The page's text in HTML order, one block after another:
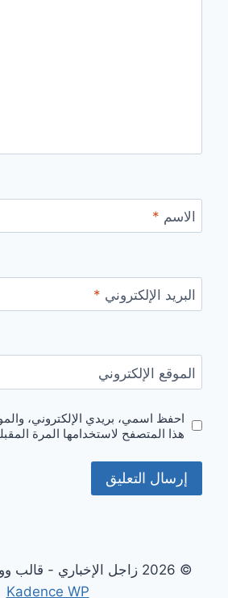
الاسم *
البريد الإلكتروني *
الموقع الإلكتروني
احفظ اسمي، بريدي الإلكتروني،
هذا المتصفح لاستخدامها المرة
© 2026 زاجل الإخباري - قالب ووردبريس بواسطة
Kadence WP